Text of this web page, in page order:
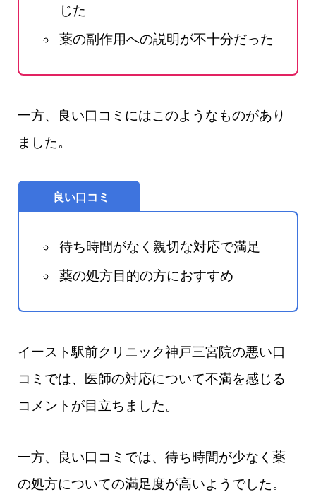
じた
薬の副作用への説明が不十分だった
一方、良い口コミにはこのようなものがあり
ました。
良い口コミ
待ち時間がなく親切な対応で満足
薬の処方目的の方におすすめ
イースト駅前クリニック神戸三宮院の悪い口
コミでは、医師の対応について不満を感じる
コメントが目立ちました。
一方、良い口コミでは、待ち時間が少なく薬
の処方についての満足度が高いようでした。